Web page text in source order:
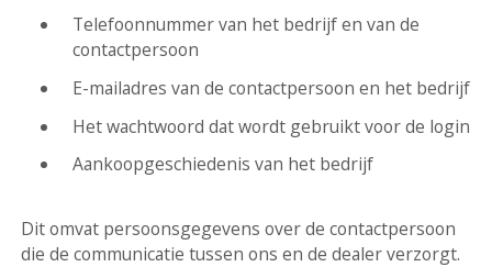
Telefoonnummer van het bedrijf en van de
contactpersoon
E-mailadres van de contactpersoon en het bedrijf
Het wachtwoord dat wordt gebruikt voor de login
Aankoopgeschiedenis van het bedrijf
Dit omvat persoonsgegevens over de contactpersoon
die de communicatie tussen ons en de dealer verzorgt.